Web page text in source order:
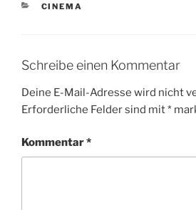
KATEGORIEN
CINEMA
Schreibe einen Kommentar
Deine E-Mail-Adresse wird nicht
Erforderliche Felder sind mit*
Kommentar*